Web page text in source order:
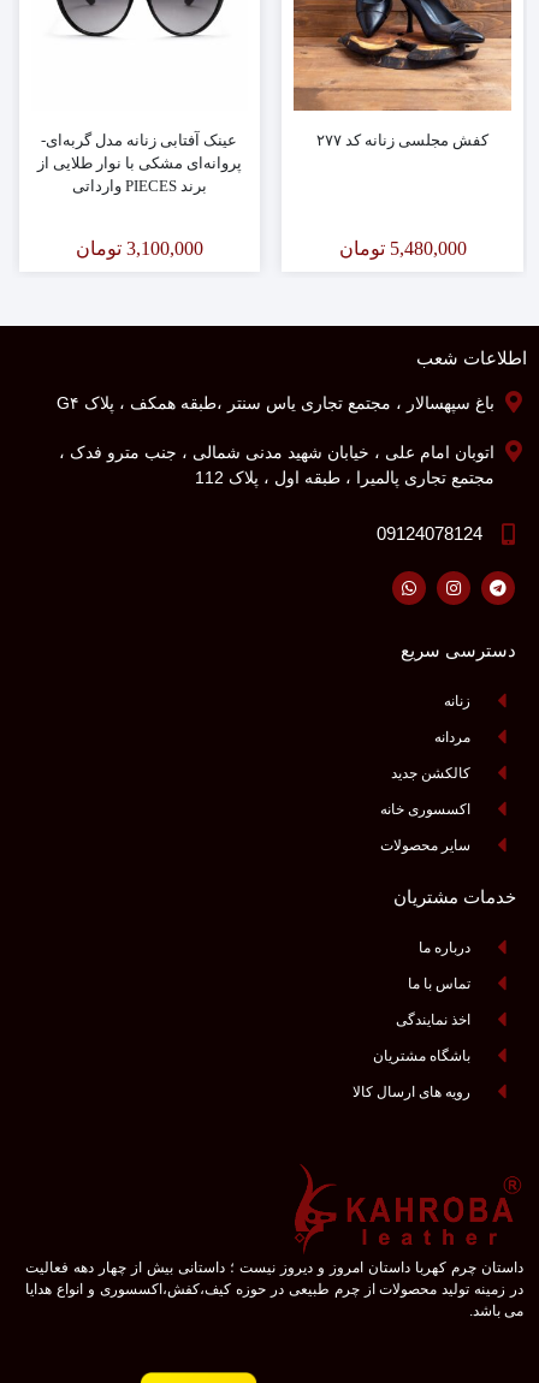
کفش مجلسی زنانه کد ۲۷۷
5,480,000 تومان
عینک آفتابی زنانه مدل گربه‌ای-
پروانه‌ای مشکی با نوار طلایی از
برند PIECES وارداتی
3,100,000 تومان
اطلاعات شعب
باغ سپهسالار ، مجتمع تجاری یاس سنتر ،طبقه همکف ، پلاک G۴
اتوبان امام علی ، خیابان شهید مدنی شمالی ، جنب مترو فدک ،
مجتمع تجاری پالمیرا ، طبقه اول ، پلاک 112
09124078124
دسترسی سریع
زنانه
مردانه
کالکشن جدید
اکسسوری خانه
سایر محصولات
خدمات مشتریان
درباره ما
تماس با ما
اخذ نمایندگی
باشگاه مشتریان
رویه های ارسال کالا
داستان چرم کهربا داستان امروز و دیروز نیست ؛ داستانی بیش از چهار دهه فعالیت
در زمینه تولید محصولات از چرم طبیعی در حوزه کیف،کفش،اکسسوری و انواع هدایا
می باشد.